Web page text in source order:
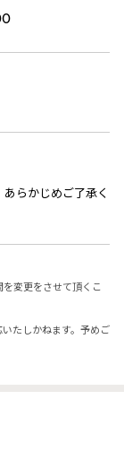
らかじめご了承く
変更をさせて頂くこ
たしかねます。予めご